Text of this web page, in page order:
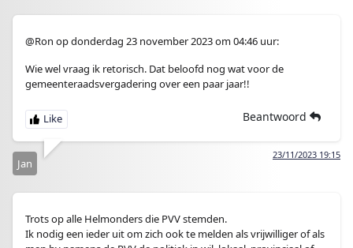
@Ron op donderdag 23 november 2023 om 04:46 uur:
Wie wel vraag ik retorisch. Dat beloofd nog wat voor de
gemeenteraadsvergadering over een paar jaar!!
Beantwoord
23/11/2023 19:15
Jan
Trots op alle Helmonders die PVV stemden.
Ik nodig een ieder uit om zich ook te melden als vrijwilliger of als